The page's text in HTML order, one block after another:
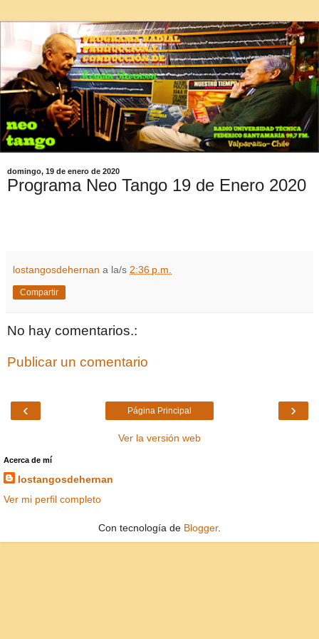
domingo, 19 de enero de 2020
Programa Neo Tango 19 de Enero 2020
lostangosdehernan a la/s 2:36 p.m.
Compartir
No hay comentarios.:
Publicar un comentario
‹ ›
Página Principal
Ver la versión web
Acerca de mí
lostangosdehernan
Ver mi perfil completo
Con tecnología de Blogger.